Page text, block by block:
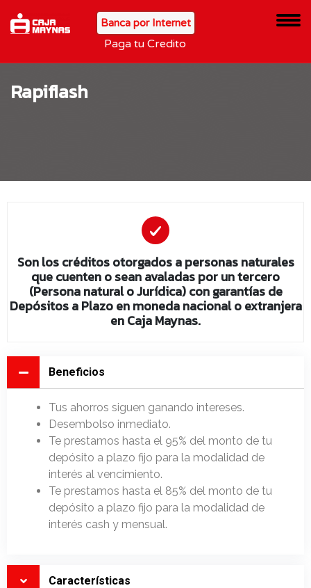
Banca por Internet
Paga tu Credito
Rapiflash
Son los créditos otorgados a personas naturales
que cuenten o sean avaladas por un tercero
(Persona natural o Jurídica) con garantías de
Depósitos a Plazo en moneda nacional o extranjera
en Caja Maynas.
Beneficios
Tus ahorros siguen ganando intereses.
Desembolso inmediato.
Te prestamos hasta el 95% del monto de tu
depósito a plazo fijo para la modalidad de
interés al vencimiento.
Te prestamos hasta el 85% del monto de tu
depósito a plazo fijo para la modalidad de
interés cash y mensual.
Características